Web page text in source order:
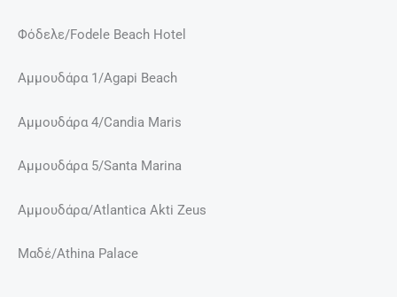
Φόδελε/Fodele Beach Hotel
Αμμουδάρα 1/Agapi Beach
Αμμουδάρα 4/Candia Maris
Αμμουδάρα 5/Santa Marina
Αμμουδάρα/Atlantica Akti Zeus
Μαδέ/Athina Palace